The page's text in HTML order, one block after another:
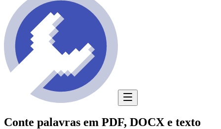
Conte palavras em PDF, DOCX e texto